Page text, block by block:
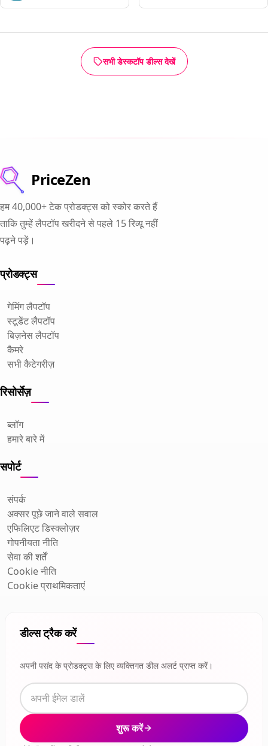
सभी डेस्कटॉप डील्स देखें
PriceZen
हम 40,000+ टेक प्रोडक्ट्स को स्कोर करते हैं
ताकि तुम्हें लैपटॉप खरीदने से पहले 15 रिव्यू नहीं
पढ़ने पड़ें।
प्रोडक्ट्स
गेमिंग लैपटॉप
स्टूडेंट लैपटॉप
बिज़नेस लैपटॉप
कैमरे
सभी कैटेगरीज़
रिसोर्सेज़
ब्लॉग
हमारे बारे में
सपोर्ट
संपर्क
अक्सर पूछे जाने वाले सवाल
एफिलिएट डिस्क्लोज़र
गोपनीयता नीति
सेवा की शर्तें
Cookie नीति
Cookie प्राथमिकताएं
डील्स ट्रैक करें
अपनी पसंद के प्रोडक्ट्स के लिए व्यक्तिगत डील अलर्ट प्राप्त करें।
शुरू करें